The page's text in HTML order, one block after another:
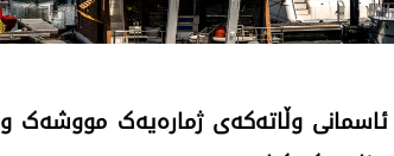
ئاسمانی وڵاتەکەی ژمارەیەک مووشەک و